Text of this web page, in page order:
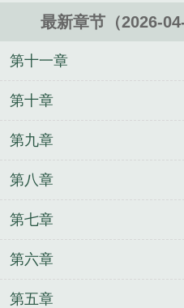
寒城全文免费阅读
沈玉
芜免费阅读
沈玉枝谢景寒
沈玦谢惊澜
最新章节（2026-
第十一章
第十章
第九章
第八章
第七章
第六章
第五章